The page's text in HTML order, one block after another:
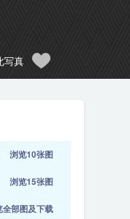
写真
浏览10张图
浏览15张图
全部图及下载